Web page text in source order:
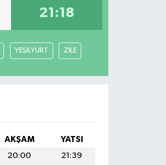
21:18
YEŞİLYURT ZİLE
AKŞAM
YATSI
20:00
21:39